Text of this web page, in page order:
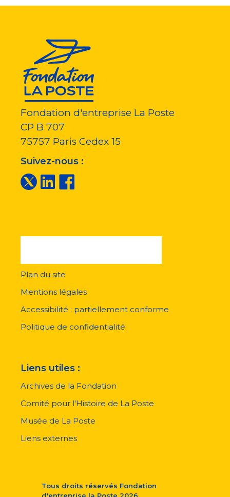
Fondation d'entreprise La Poste
CP B 707
75757 Paris Cedex 15
Suivez-nous :
pied
page
Plan du site
Mentions légales
Accessibilité : partiellement conforme
Politique de confidentialité
Liens utiles :
Archives de la Fondation
Comité pour l'Histoire de La Poste
Musée de La Poste
Liens externes
Tous droits réservés Fondation